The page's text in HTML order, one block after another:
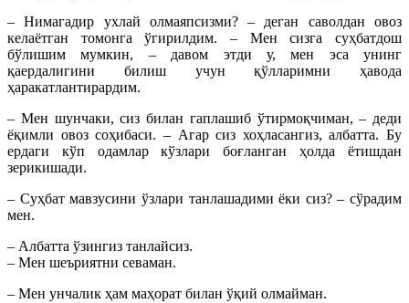
– Нимагадир ухлай олмаяпсизми? – деган саволдан овоз
келаётган томонга ўгирилдим. – Мен сизга суҳбатдош
бўлишим мумкин, – давом этди у, мен эса унинг
қаердалигини билиш учун қўлларимни ҳавода
ҳаракатлантирардим.
– Мен шунчаки, сиз билан гаплашиб ўтирмоқчиман, – деди
ёқимли овоз соҳибаси. – Агар сиз хоҳласангиз, албатта. Бу
ердаги кўп одамлар кўзлари боғланган ҳолда ётишдан
зерикишади.
– Суҳбат мавзусини ўзлари танлашадими ёки сиз? – сўрадим
мен.
– Албатта ўзингиз танлайсиз.
– Мен шеъриятни севаман.
– Мен унчалик ҳам маҳорат билан ўқий олмайман.